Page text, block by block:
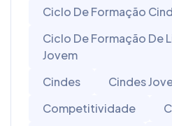
Ciclo De Formação
Ciclo De Formação De
Jovem
Cindes
Cindes
Competitividade